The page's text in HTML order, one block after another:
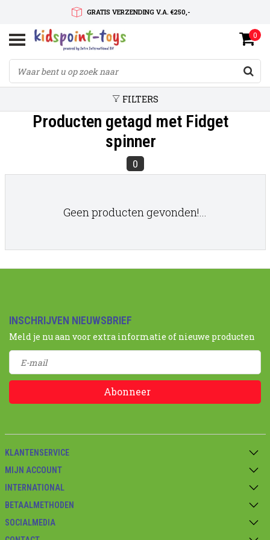
GRATIS VERZENDING V.A. €250,-
SNELLE LEVERTIJD
SERVICE OP MAAT
0
FILTERS
Producten getagd met Fidget
spinner
0
Geen producten gevonden!...
INSCHRIJVEN NIEUWSBRIEF
Meld je nu aan voor extra informatie of nieuwe producten
Abonneer
KLANTENSERVICE
MIJN ACCOUNT
INTERNATIONAL
BETAALMETHODEN
SOCIALMEDIA